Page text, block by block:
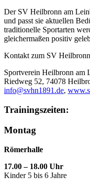
Der SV Heilbronn am
und passt sie aktuellen
traditionelle Sportarten
gleichermaßen positiv
Kontakt zum SV
Sportverein Heilbronn am
Riedweg 52, 74078
info@svhn1891.de,
Trainingszeiten:
Montag
Römerhalle
17.00 – 18.00 Uhr
Kinder 5 bis 6 Jahre